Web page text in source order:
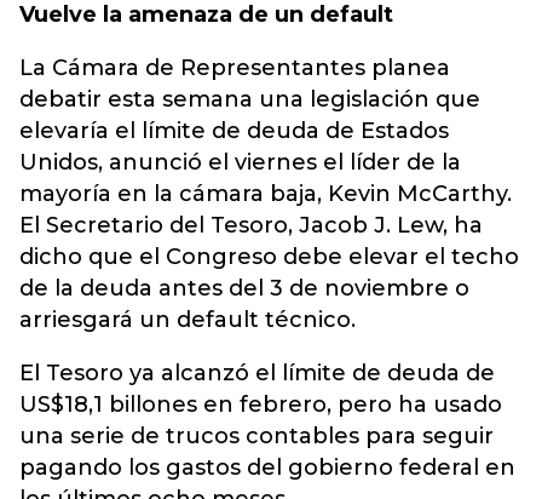
Vuelve la amenaza de un default
La Cámara de Representantes planea
debatir esta semana una legislación que
elevaría el límite de deuda de Estados
Unidos, anunció el viernes el líder de la
mayoría en la cámara baja, Kevin McCarthy.
El Secretario del Tesoro, Jacob J. Lew, ha
dicho que el Congreso debe elevar el techo
de la deuda antes del 3 de noviembre o
arriesgará un default técnico.
El Tesoro ya alcanzó el límite de deuda de
US$18,1 billones en febrero, pero ha usado
una serie de trucos contables para seguir
pagando los gastos del gobierno federal en